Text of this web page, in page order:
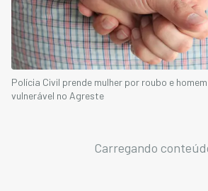
Polícia Civil prende mulher por roubo e
vulnerável no Agreste
Carregando